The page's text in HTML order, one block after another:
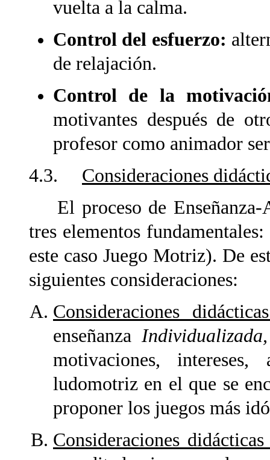
vuelta a la calma.
Control del esfuerzo:
de relajación.
Control de la
motivantes después de
profesor como animador
4.3. Consideraciones
El proceso de Enseñanza-
tres elementos
este caso Juego Motriz). De
siguientes consideraciones:
Consideraciones
enseñanza
motivaciones,
ludomotriz en el que se
proponer los juegos más
Consideraciones